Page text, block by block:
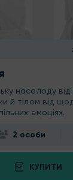
насолоду від
й тілом від
емоціях.
2 особи
КУПИТИ